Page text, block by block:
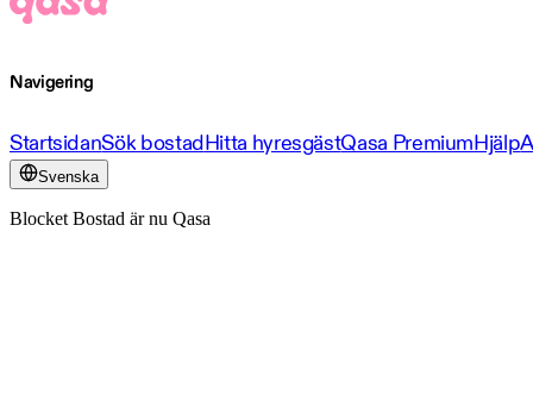
Navigering
StartsidanSök bostadHitta hyresgästQasa PremiumHjälp
Svenska
Blocket Bostad är nu Qasa